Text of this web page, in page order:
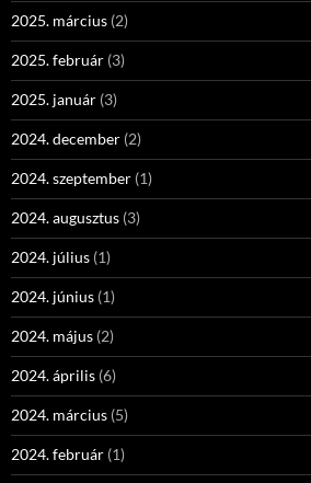
2025. március (2)
2025. február (3)
2025. január (3)
2024. december (2)
2024. szeptember (1)
2024. augusztus (3)
2024. július (1)
2024. június (1)
2024. május (2)
2024. április (6)
2024. március (5)
2024. február (1)